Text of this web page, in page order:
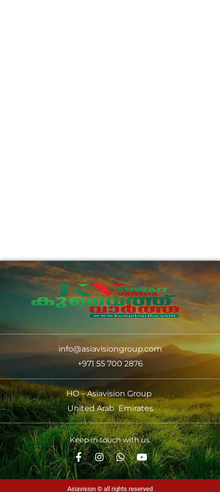
info@asiavisiongroup.com
+971 55 700 2876
HO – Asiavision Group
United Arab Emirates
Keep in touch with us.
Asiavision © all rights reserved